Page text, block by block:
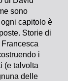
sono
capitolo è
Storie di
i
(e talvolta
delle